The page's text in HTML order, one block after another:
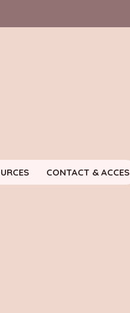
CONTACT & ACCES